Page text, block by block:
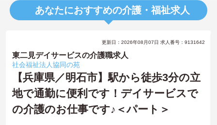
あなたにおすすめの介護・福祉求人
更新日：2026年08月07日 求人番号：9131642
東二見デイサービスの介護職求人
社会福祉法人協同の苑
【兵庫県／明石市】駅から徒歩3分の立
地で通勤に便利です！デイサービスで
の介護のお仕事です♪＜パート＞